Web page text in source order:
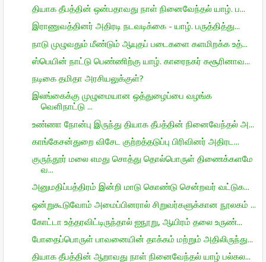
தியாக தீபத்தின் ஒன்பதாவது நாள் நினைவேந்தல் யாழ். ப...
இராணுவத்தினர் அதிரடி நடவடிக்கை - யாழ். பருத்தித்து...
நாடு முழுவதும் மீண்டும் ஆயுதப் படைகளை களமிறக்க உத்...
ஸ்பெயின் நாட்டு பெண்ணிற்கு யாழ். காரைநகர் கசூரினாவ...
நடிகை தமிதா அரசியலுக்குள்?
இலங்கைக்கு முழுமையான ஒத்துழைப்பை வழங்க
வெளிநாட்டு ...
உண்ணா நோன்பு இருந்து தியாக தீபத்தின் நினைவேந்தல் அ...
காங்கேசன்துறை விசேட குற்றத்தடுப்பு பிரிவினர் அதிரட...
குருந்தூர் மலை எமது சொத்து தொல்பொருள் திணைக்களமே
வ...
அனுமதிப்பத்திரம் இன்றி மாடு கொண்டு சென்றவர் வட்டுக...
ஒன்றுகூடுவோம் அமைப்பினரால் சிறுவர்களுக்கான நூலகம் ...
கோட்டா உத்தரவிட்டிருந்தால் ஐநூறு, ஆயிரம் தலை உருண்...
போதைப்பொருள் பாவனையின் தாக்கம் மற்றும் அதிலிருந்து...
தியாக தீபத்தின் ஆறாவது நாள் நினைவேந்தல் யாழ் பல்கல...